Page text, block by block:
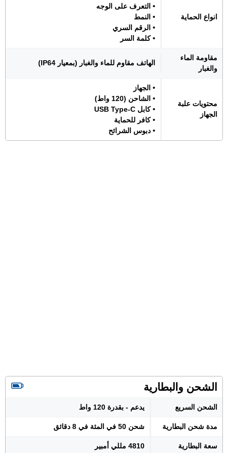
انواع الحماية
• التعرف على الوجه
• النمط
• الرقم السري
• كلمة السر
مقاومة الماء
والغبار
الهاتف مقاوم للماء والغبار (بمعيار IP64)
محتويات علبة
الجهاز
• الجهاز
• الشاحن (120 واط)
• كابل USB Type-C
• كافر للحماية
• دبوس الشرائح
الشحن والبطارية
الشحن السريع يدعم - بقدرة 120 واط
مدة شحن البطارية شحن 50 في المئة في 8 دقائق
سعة البطارية 4810 مللي أمبير